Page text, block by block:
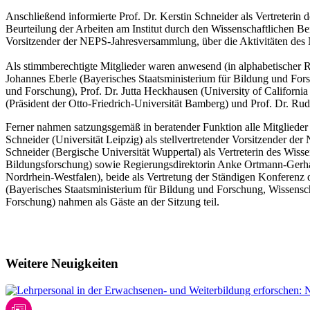
Anschließend informierte Prof. Dr. Kerstin Schneider als
Beurteilung der Arbeiten am Institut durch den Wissenschaftlichen
Vorsitzender der NEPS-Jahresversammlung, über die Aktivitäten des
Als stimmberechtigte Mitglieder waren anwesend (in
Johannes Eberle (Bayerisches Staatsministerium für Bildung und
und Forschung), Prof. Dr. Jutta Heckhausen (University of
(Präsident der Otto-Friedrich-Universität Bamberg) und Prof. Dr.
Ferner nahmen satzungsgemäß in beratender Funktion alle
Schneider (Universität Leipzig) als stellvertretender Vorsitzender
Schneider (Bergische Universität Wuppertal) als Vertreterin des
Bildungsforschung) sowie Regierungsdirektorin Anke Ortmann-
Nordrhein-Westfalen), beide als Vertretung der Ständigen
(Bayerisches Staatsministerium für Bildung und Forschung,
Forschung) nahmen als Gäste an der Sitzung teil.
Weitere Neuigkeiten